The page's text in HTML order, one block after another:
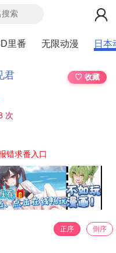
里番 无限动漫 日本
君
♡ 收藏
次
错求番入口
正序 倒序